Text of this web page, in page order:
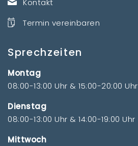
Kontakt
Termin vereinbaren
Sprechzeiten
Montag
08:00-13:00 Uhr & 15:00-20:00 Uhr
Dienstag
08:00-13:00 Uhr & 14:00-19:00 Uhr
Mittwoch